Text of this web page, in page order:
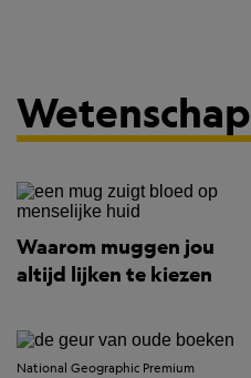
Wetenschap
Waarom muggen jou
altijd lijken te kiezen
National Geographic Premium